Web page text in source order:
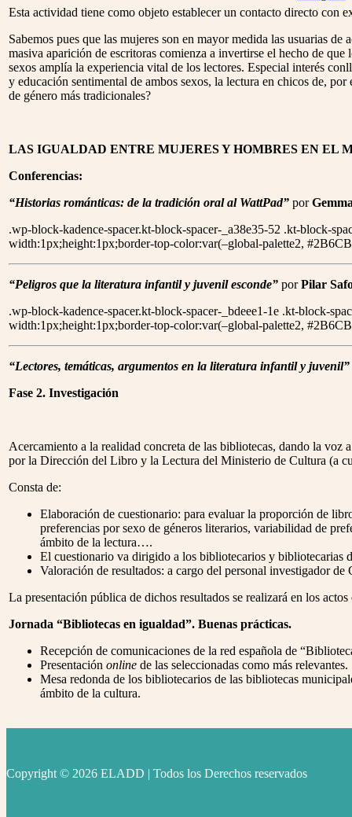
Esta actividad tiene como objeto establecer un contacto directo con
Sabemos pues que las mujeres son en mayor medida las usuarias
masiva aparición de escritoras comienza a invertirse el hecho de
sexos amplía la experiencia vital de los lectores. Especial interés
y educación sentimental de ambos sexos, la lectura en chicos de,
de género más tradicionales?
LAS IGUALDAD ENTRE MUJERES Y HOMBRES EN EL
Conferencias:
“Historias románticas: de la tradición oral al WattPad” por
.wp-block-kadence-spacer.kt-block-spacer-_a38e35-52 .kt-block-
width:1px;height:1px;border-top-color:var(–global-palette2,
“Peligros que la literatura infantil y juvenil esconde” porPilar
.wp-block-kadence-spacer.kt-block-spacer-_bdeee1-1e .kt-block-
width:1px;height:1px;border-top-color:var(–global-palette2,
“Lectores, temáticas, argumentos en la literatura infantil y juvenil”
Fase 2. Investigación
Acercamiento a la realidad concreta de las bibliotecas, dando la voz
por la Dirección del Libro y la Lectura del Ministerio de Cultura (a
Consta de:
Elaboración de cuestionario: para evaluar la proporción de
preferencias por sexo de géneros literarios, variabilidad de
ámbito de la lectura….
El cuestionario va dirigido a los bibliotecarios y bibliotecarias
Valoración de resultados: a cargo del personal investigador de
La presentación pública de dichos resultados se realizará en los
Jornada “Bibliotecas en igualdad”. Buenas prácticas.
Recepción de comunicaciones de la red española de
Presentación online de las seleccionadas como más relevantes.
Mesa redonda de los bibliotecarios de las bibliotecas
ámbito de la cultura.
Copyright © 2026 ELADD | Todos los Derechos reservados